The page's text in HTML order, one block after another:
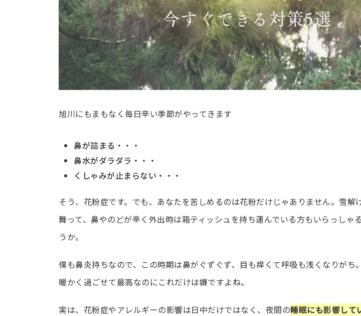
旭川にもまもなく毎日辛い季節がやってきます
鼻が詰まる・・・
鼻水がダラダラ・・・
くしゃみが止まらない・・・
そう、花粉症です。でも、あなたを苦しめるのは花粉だけじゃありません。雪解
舞って、鼻やのどが辛く外出時は箱ティッシュを持ち運んでいる方もいらっしゃ
うか。
僕も鼻炎持ちなので、この時期は鼻がぐずぐず、目も痒くて呼吸も浅くなりがち。
暖かく過ごせて最高なのにこれだけは嫌ですよね。
実は、花粉症やアレルギーの影響は日中だけではなく、夜間の睡眠にも影響して